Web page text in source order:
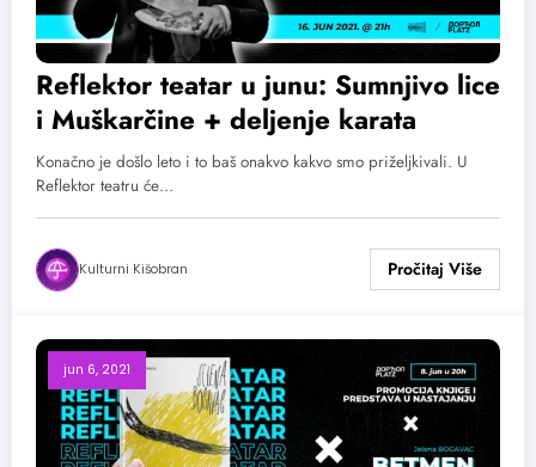
Reflektor teatar u junu: Sumnjivo lice
i Muškarčine + deljenje karata
Konačno je došlo leto i to baš onakvo kakvo smo priželjkivali. U
Reflektor teatru će…
Kulturni Kišobran
jun 6, 2021